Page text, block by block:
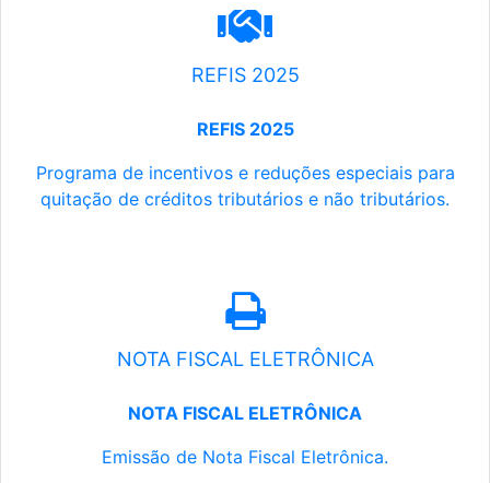
REFIS 2025
REFIS 2025
Programa de incentivos e reduções especiais para
quitação de créditos tributários e não tributários.
NOTA FISCAL ELETRÔNICA
NOTA FISCAL ELETRÔNICA
Emissão de Nota Fiscal Eletrônica.